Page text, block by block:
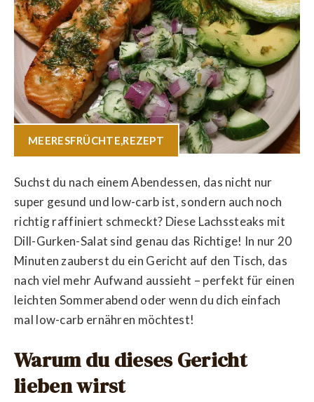
MEERESFRÜCHTE,REZEPT
Suchst du nach einem Abendessen, das nicht nur
super gesund und low-carb ist, sondern auch noch
richtig raffiniert schmeckt? Diese Lachssteaks mit
Dill-Gurken-Salat sind genau das Richtige! In nur 20
Minuten zauberst du ein Gericht auf den Tisch, das
nach viel mehr Aufwand aussieht – perfekt für einen
leichten Sommerabend oder wenn du dich einfach
mal low-carb ernähren möchtest!
Warum du dieses Gericht
lieben wirst